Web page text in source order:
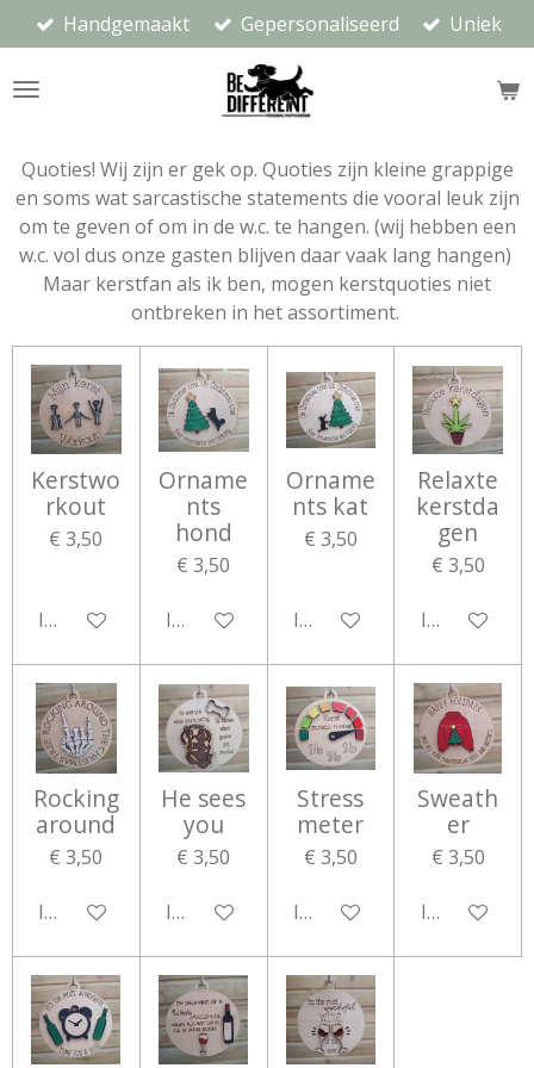
direct
naar
Handgemaakt Gepersonaliseerd Uniek
Quoties! Wij zijn er gek op. Quoties zijn kleine grappige
en soms wat sarcastische statements die vooral leuk zijn
om te geven of om in de w.c. te hangen. (wij hebben een
w.c. vol dus onze gasten blijven daar vaak lang hangen)
Maar kerstfan als ik ben, mogen kerstquoties niet
ontbreken in het assortiment.
Kerstwo
rkout
€ 3,50
In winkelwagen
Orname
nts
hond
€ 3,50
In winkelwagen
Orname
nts kat
€ 3,50
In winkelwagen
Relaxte
kerstda
gen
€ 3,50
In
Rocking
around
€ 3,50
In winkelwagen
He sees
you
€ 3,50
In winkelwagen
Stress
meter
€ 3,50
In winkelwagen
Sweath
er
€ 3,50
In